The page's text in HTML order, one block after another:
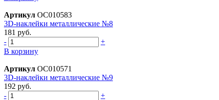
Артикул ОС010583
3D-наклейки металлические №8
181 руб.
-
+
В корзину
Артикул ОС010571
3D-наклейки металлические №9
192 руб.
-
+